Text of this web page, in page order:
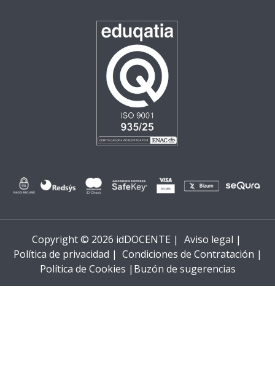
Copyright © 2026 idDOCENTE | Aviso legal |
Política de privacidad | Condiciones de Contratación |
Política de Cookies | Buzón de sugerencias